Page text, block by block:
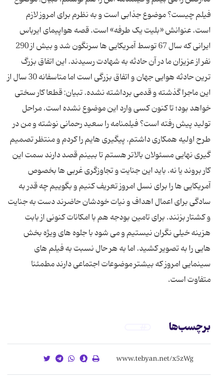
فیلم چیست؟ موضوع جذابی است و به نظرم برای امروز لازم
است. عنوانش «بلیت یک طرفه» است. قصه هواپیمای ایرباس
ایرانی که سال 67 توسط آمریکایی ها سرنگون شد و بیش از 290
نفر از عزیزان ما در آن حادثه به شهادت رسیدند. این اتفاق بزرگ
ترین حادثه هوایی جهان و اتفاق بزرگی است اما متاسفانه 30 سال از
این ماجرا گذشته و قدمی برداشته نشده. تبیان: قطعا کار سختی
خواهد بود؛ تا کنون کسی وارد این موضوع نشده است. مراحل
تولید پیش رفته است؟ فیلمنامه را سعید رحمانی نوشته و من در
طرح اولیه همکاری داشتم. پیگیری هایم را کردم و منتظر تصمیم
گیری نهایی مسئولان بالاتر هستم تا ببینم قصد دارند سمت این
کار بروند یا نه. باید این جنایت و تجاوزگری غربی ها بخصوص
آمریکایی ها را برای نسل امروز تعریف کنیم و بگوییم چه قدر به
سادگی برای اعمال اهداف و نیات خودشان حاضرند دست به جنایت
و کشتار بزنند. برای تامین بودجه هم با امکانات کنونی از بابت
هزینه خیلی نگران نیستیم و می شود با جلوه های ویژه بخش
هایی را به تصویر کشید. اما به هر حال نسبت به فیلم های
سینمایی امروز که بیشتر موضوعات اجتماعی دارند مطمئنا
متفاوت است.
برچسب‌ها